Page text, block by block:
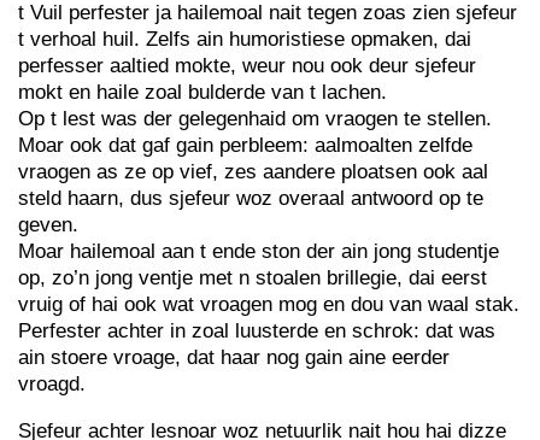
t Vuil perfester ja hailemoal nait tegen zoas zien sjefeur
t verhoal huil. Zelfs ain humoristiese opmaken, dai
perfesser aaltied mokte, weur nou ook deur sjefeur
mokt en haile zoal bulderde van t lachen.
Op t lest was der gelegenhaid om vraogen te stellen.
Moar ook dat gaf gain perbleem: aalmoalten zelfde
vraogen as ze op vief, zes aandere ploatsen ook aal
steld haarn, dus sjefeur woz overaal antwoord op te
geven.
Moar hailemoal aan t ende ston der ain jong studentje
op, zo’n jong ventje met n stoalen brillegie, dai eerst
vruig of hai ook wat vroagen mog en dou van waal stak.
Perfester achter in zoal luusterde en schrok: dat was
ain stoere vroage, dat haar nog gain aine eerder
vroagd.
Sjefeur achter lesnoar woz netuurlik nait hou hai dizze